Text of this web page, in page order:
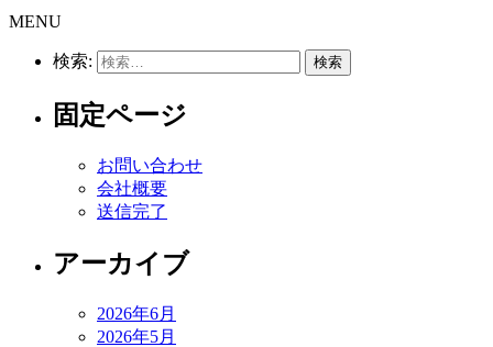
MENU
検索:
固定ページ
お問い合わせ
会社概要
送信完了
アーカイブ
2026年6月
2026年5月